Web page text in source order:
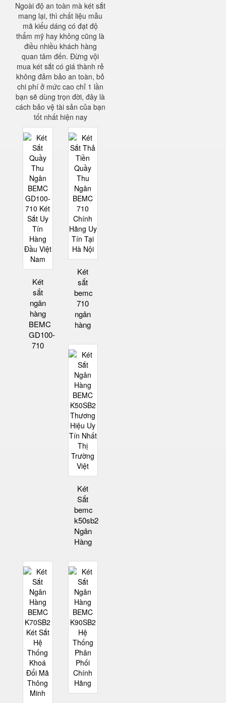
Ngoài độ an toàn mà két sắt
mang lại, thì chất liệu mẫu
mã kiểu dáng có đạt độ
thẩm mỹ hay không cũng là
điều nhiều khách hàng
quan tâm đến. Đừng vội
mua két sắt có giá thành rẻ
không đảm bảo an toàn, bỏ
chi phí ở mức cao chỉ 1 lần
bạn sẽ dùng trọn đời, đây là
cách bảo vệ tài sản của bạn
tốt nhất hiện nay
Két
sắt
ngân
hàng
BEMC
GD100-
710
Két
sắt
bemc
710
ngân
hàng
Két
Sắt
bemc
k50sb2
Ngân
Hàng